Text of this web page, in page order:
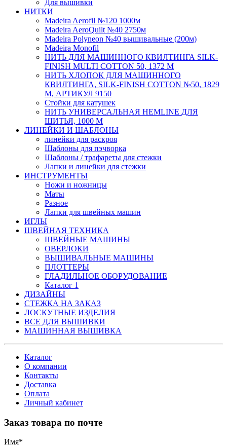
Для вышивки
НИТКИ
Madeira Aerofil №120 1000м
Madeira AeroQuilt №40 2750м
Madeira Polyneon №40 вышивальные (200м)
Мadeira Monofil
НИТЬ ДЛЯ МАШИННОГО КВИЛТИНГА SILK-
FINISH MULTI COTTON 50, 1372 М
НИТЬ ХЛОПОК ДЛЯ МАШИННОГО
КВИЛТИНГА, SILK-FINISH COTTON №50, 1829
М, АРТИКУЛ 9150
Стойки для катушек
НИТЬ УНИВЕРСАЛЬНАЯ HEMLINE ДЛЯ
ШИТЬЯ, 1000 М
ЛИНЕЙКИ И ШАБЛОНЫ
линейки для раскроя
Шаблоны для пэчворка
Шаблоны / трафареты для стежки
Лапки и линейки для стежки
ИНСТРУМЕНТЫ
Ножи и ножницы
Маты
Разное
Лапки для швейных машин
ИГЛЫ
ШВЕЙНАЯ ТЕХНИКА
ШВЕЙНЫЕ МАШИНЫ
ОВЕРЛОКИ
ВЫШИВАЛЬНЫЕ МАШИНЫ
ПЛОТТЕРЫ
ГЛАДИЛЬНОЕ ОБОРУДОВАНИЕ
Каталог 1
ДИЗАЙНЫ
СТЕЖКА НА ЗАКАЗ
ЛОСКУТНЫЕ ИЗДЕЛИЯ
ВСЕ ДЛЯ ВЫШИВКИ
МАШИННАЯ ВЫШИВКА
Каталог
О компании
Контакты
Доставка
Оплата
Личный кабинет
Заказ товара по почте
Имя*